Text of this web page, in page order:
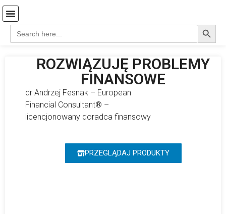
Search
for:
ROZWIĄZUJĘ PROBLEMY
FINANSOWE
dr Andrzej Fesnak – European
Financial Consultant® –
licencjonowany doradca finansowy
PRZEGLĄDAJ PRODUKTY